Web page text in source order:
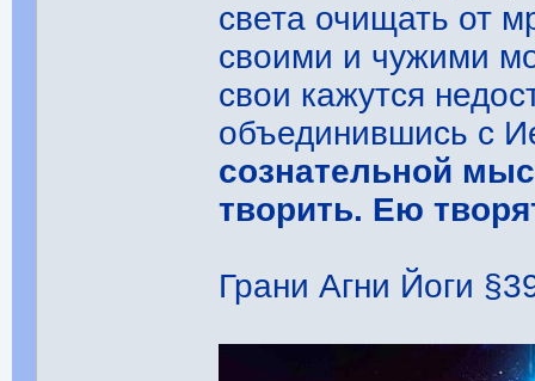
света очищать от
своими и чужими
свои кажутся
объединившись с
сознательной
творить. Ею
Грани Агни Йоги